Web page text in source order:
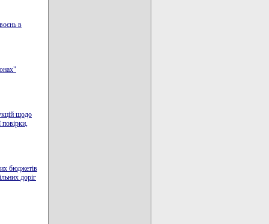
в
щодо
повірки,
бюджетів
доріг